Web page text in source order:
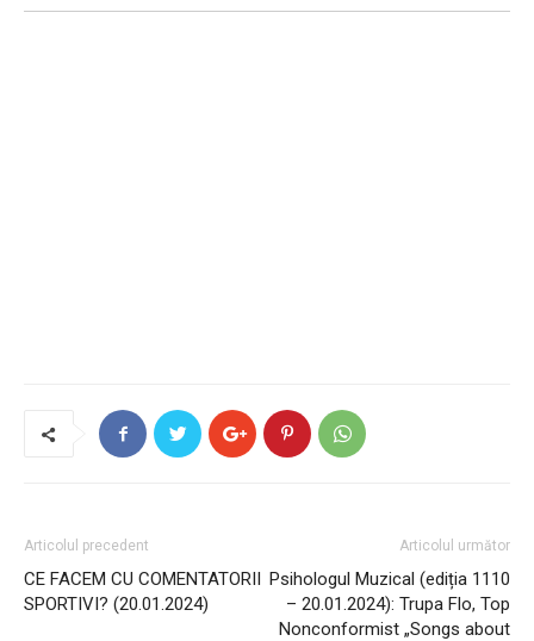
Articolul precedent
CE FACEM CU COMENTATORII
SPORTIVI? (20.01.2024)
Articolul următor
Psihologul Muzical (ediția 1110
– 20.01.2024): Trupa Flo, Top
Nonconformist „Songs about